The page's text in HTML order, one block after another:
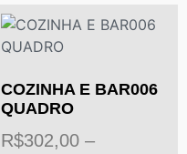
COZINHA E BAR006
QUADRO
R$302,00 –